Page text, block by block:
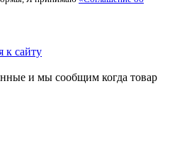
к сайту
и мы сообщим когда товар